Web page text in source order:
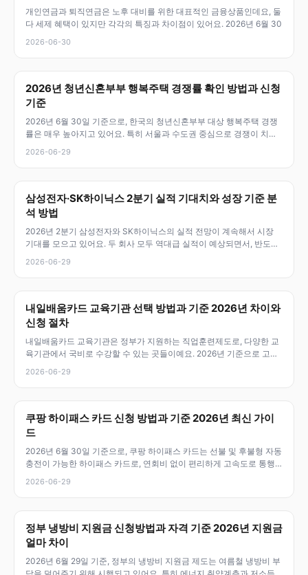
개인연금과 퇴직연금은 노후 대비를 위한 대표적인 금융상품인데요, 둘
다 세제 혜택이 있지만 각각의 특징과 차이점이 있어요. 2026년 6월 30
2026-06-30
2026년 청년신혼부부 행복주택 경쟁률 확인 방법과 신청
기준
2026년 6월 30일 기준으로, 한국의 청년신혼부부 대상 행복주택 경쟁
률은 매우 높아지고 있어요. 특히 서울과 수도권 중심으로 경쟁이 치열
2026-06-29
삼성전자·SK하이닉스 2분기 실적 기대치와 성장 기준 분
석 방법
2026년 2분기 삼성전자와 SK하이닉스의 실적 전망이 계속해서 시장
기대를 모으고 있어요. 두 회사 모두 역대급 실적이 예상되면서, 반도체
2026-06-29
내일배움카드 교육기관 선택 방법과 기준 2026년 차이와
신청 절차
내일배움카드 교육기관은 정부가 지원하는 직업훈련제도로, 다양한 교
육기관에서 국비로 수강할 수 있는 곳들이예요. 2026년 기준으로 고용
2026-06-29
쿠팡 하이패스 카드 신청 방법과 기준 2026년 최신 가이
드
2026년 6월 30일 기준으로, 쿠팡 하이패스 카드는 선불 및 후불형 자동
충전이 가능한 하이패스 카드로, 연회비 없이 편리하게 고속도로 통행
2026-06-29
정부 냉방비 지원금 신청방법과 자격 기준 2026년 지원금
얼마 차이
2026년 6월 29일 기준, 정부의 냉방비 지원금 제도는 여름철 냉방비 부